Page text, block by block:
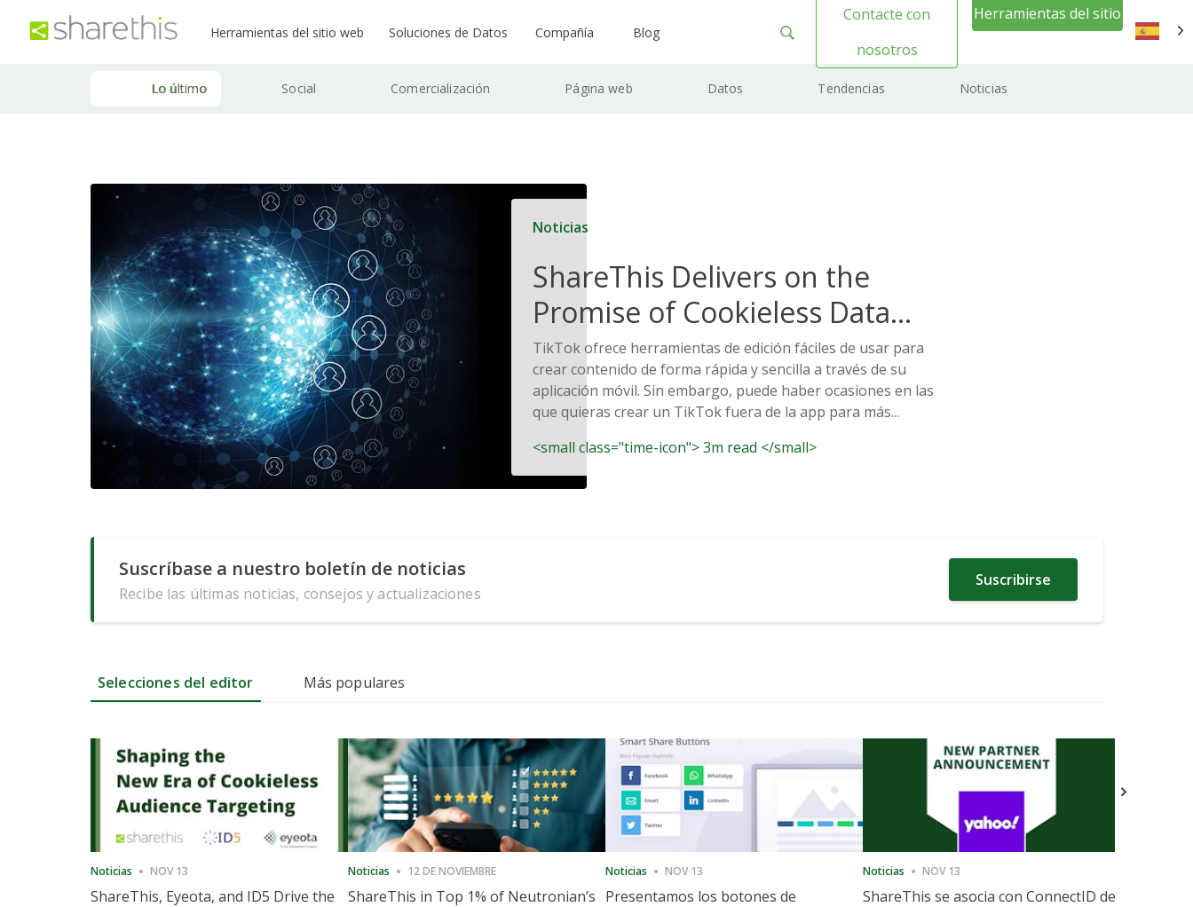
Herramientas del sitio web Soluciones de Datos Compañía Blog
Contacte con
nosotros
Herramientas del sitio
Lo último Social Comercialización Página web Datos Tendencias Noticias
Noticias
ShareThis Delivers on the
Promise of Cookieless Data
Solutions
TikTok ofrece herramientas de edición fáciles de usar para
crear contenido de forma rápida y sencilla a través de su
aplicación móvil. Sin embargo, puede haber ocasiones en las
que quieras crear un TikTok fuera de la app para más...
<small class="time-icon"> 3m read </small>
Suscríbase a nuestro boletín de noticias
Recibe las últimas noticias, consejos y actualizaciones
Suscribirse
Selecciones del editor Más populares
Noticias NOV 13
ShareThis, Eyeota, and ID5 Drive the
Noticias 12 DE NOVIEMBRE
ShareThis in Top 1% of Neutronian’s
Noticias NOV 13
Presentamos los botones de
Noticias NOV 13
ShareThis se asocia con ConnectID de